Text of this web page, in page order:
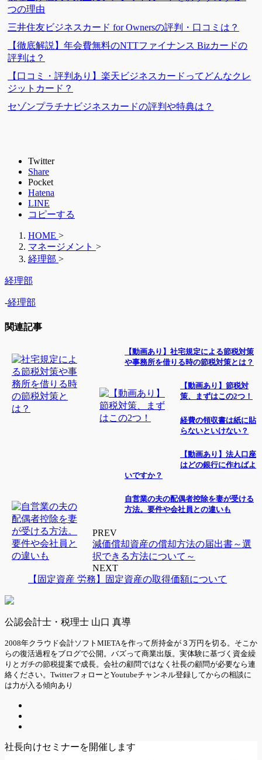
つの理由
三井住友ビジネスカード for Ownersの評判・口コミは？
【徹底解説】年会費無料のNTTファイナンス Bizカードの
評判は？
【口コミ・評判あり】楽天ビジネスカードってどんなクレ
ジットカード？
セゾンプラチナビジネスカードの評判や特典は？
Twitter
Share
Pocket
Hatena
LINE
コピーする
HOME >
マネージメント >
経理部 >
経理部
-経理部
関連記事
【動画あり】社宅規定による節税対策
や事務所を借りる時の節税対策とは？
【動画あり】節税対
策、まずはこの2つ！
経費の領収書は紙に貼
らないといけない？
【動画あり】法人口座
はどの銀行に作ればよ
いですか？
自営業の夫の配偶者控除を妻が受ける
方法。要件や会社員との違いも
PREV
減価償却資産の償却方法の届出書～選
択できる方法について～
NEXT
【固定資産 労務】固定資産の取得価額について
公認会計士・税理士 山口 真導
2008年クラウド会計ソフトMIETAを作って所持金が３万円を切る。そこか
らの復活過程をブログで公開。バズって商業出版。実体験に基づく資金繰
りとガチの節税提案で成長。会社の顧問ではなく社長の顧問が必要なら連
絡ください。TwitterフォローとYoutubeチャンネル登録してからの相談に
は力が入る傾向あり
社長向けセミナーを開催します